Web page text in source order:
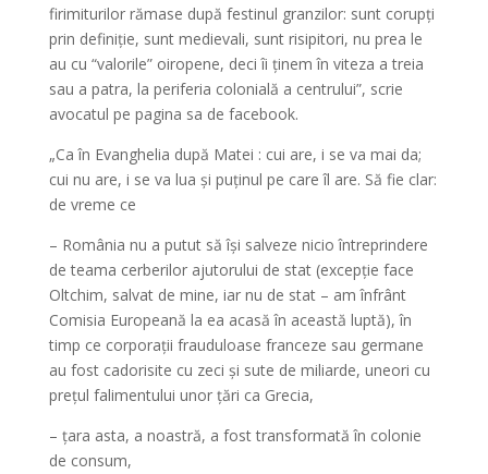
firimiturilor rămase după festinul granzilor: sunt corupți
prin definiție, sunt medievali, sunt risipitori, nu prea le
au cu “valorile” oiropene, deci îi ținem în viteza a treia
sau a patra, la periferia colonială a centrului”, scrie
avocatul pe pagina sa de facebook.
„Ca în Evanghelia după Matei : cui are, i se va mai da;
cui nu are, i se va lua și puținul pe care îl are. Să fie clar:
de vreme ce
– România nu a putut să își salveze nicio întreprindere
de teama cerberilor ajutorului de stat (excepție face
Oltchim, salvat de mine, iar nu de stat – am înfrânt
Comisia Europeană la ea acasă în această luptă), în
timp ce corporații frauduloase franceze sau germane
au fost cadorisite cu zeci și sute de miliarde, uneori cu
prețul falimentului unor țări ca Grecia,
– țara asta, a noastră, a fost transformată în colonie
de consum,